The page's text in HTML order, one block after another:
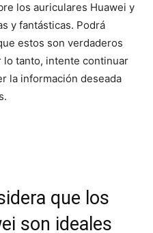
los auriculares Huawei y
y fantásticas. Podrá
estos son verdaderos
lo tanto, intente continuar
la información deseada
que los
son ideales